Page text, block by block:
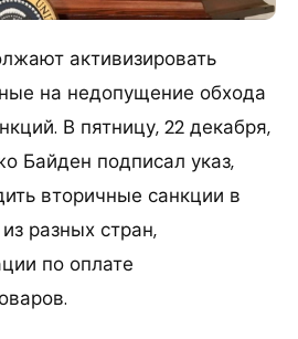
активизировать
на недопущение обхода
В пятницу, 22 декабря,
Байден подписал указ,
вторичные санкции в
разных стран,
по оплате